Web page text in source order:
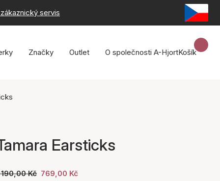
servis
Značky Outlet O společnosti A-HjortKošík
Earsticks
190,00 Kč 769,00 Kč